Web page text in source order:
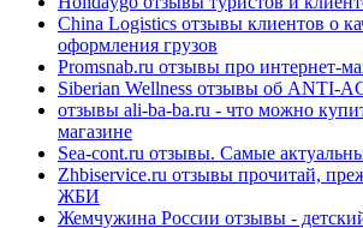
China Logistics отзывы клиентов о
оформления грузов
Promsnab.ru отзывы про интернет-
Siberian Wellness отзывы об ANTI-
отзывы ali-ba-ba.ru - что можно
магазине
Sea-cont.ru отзывы. Самые
Zhbiservice.ru отзывы прочитай,
ЖБИ
Жемчужина России отзывы -